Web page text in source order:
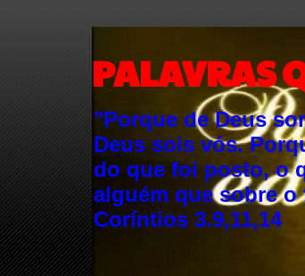
PALAVRAS
"Porque de Deus
Deus sois vós.
do que foi posto, o
alguém que sobre
Coríntios 3.9,11,14